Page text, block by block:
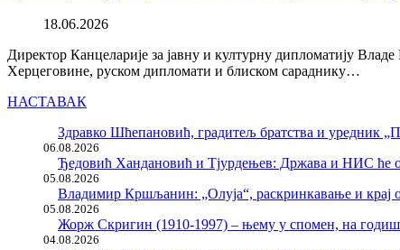
18.06.2026
Директор Канцеларије за јавну и културну дипломатију
Херцеговине, руском дипломати и блиском сараднику…
НАСТАВАК
Здравко Шћепановић, градитељ братства и уредник
06.08.2026
Ђедовић Хандановић и Тјурдењев: Држава и НИС ће
05.08.2026
Владимир Кршљанин: „Олуја“, раскринкавање и крај
05.08.2026
Жорж Скригин (1910-1997) – њему у спомен, на
04.08.2026